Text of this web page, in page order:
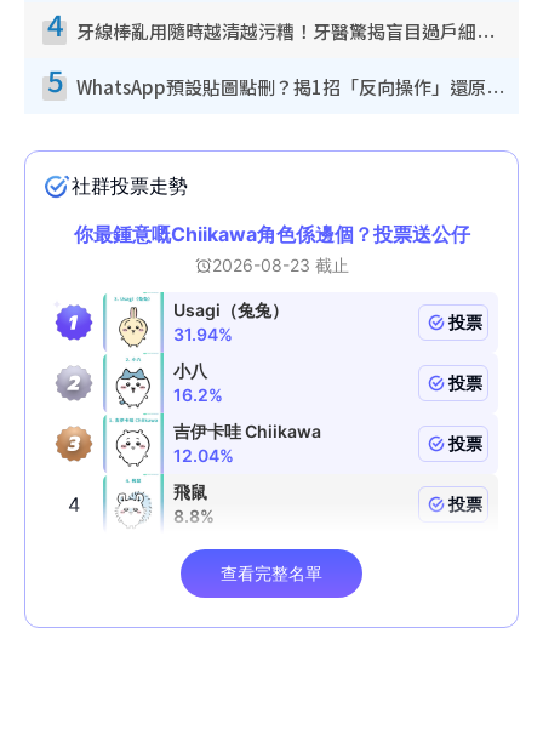
4 牙線棒亂用隨時越清越污糟！牙醫驚揭盲目過戶細菌恐致蛀牙：呢種先係日常真保養
5 WhatsApp預設貼圖點刪？揭1招「反向操作」還原簡潔介面 附3步實測教學